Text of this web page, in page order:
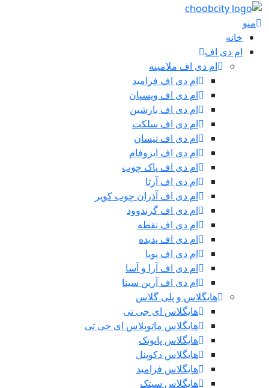
منو
خانه
ام دی اف
ام دی اف ملامینه
ام دی اف فرامید
ام دی اف ویسپان
ام دی اف بارشین
ام دی اف سلکت
ام دی اف تیسان
ام دی اف ایزوفام
ام دی اف پاک چوب
ام دی اف آرتا
ام دی اف آذران چوب کویر
ام دی اف گرندوود
ام دی اف نقطه
ام دی اف پدیده
ام دی اف پویا
ام دی اف آرا و آسا
ام دی اف آرین سینا
هایگلاس و پلی گلاس
هایگلاس ای جی تی
هایگلاس ماتوپلاس ای جی تی
هایگلاس پانوتک
هایگلاس دکوپنل
هایگلاس فرامید
هایگلاس سیتک